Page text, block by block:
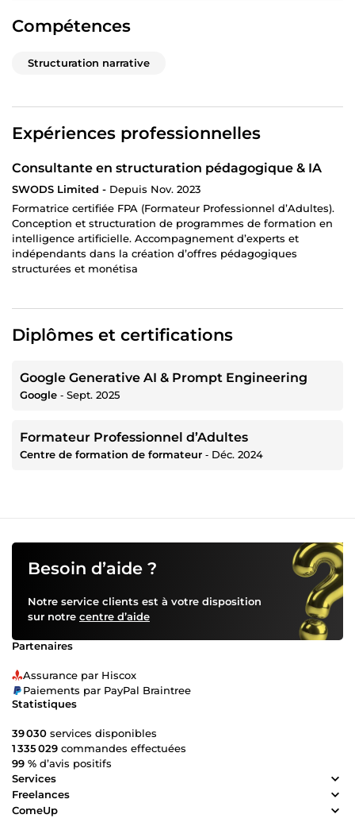
Compétences
Structuration narrative
Expériences professionnelles
Consultante en structuration pédagogique & IA
SWODS Limited - Depuis Nov. 2023
Formatrice certifiée FPA (Formateur Professionnel d’Adultes).
Conception et structuration de programmes de formation en
intelligence artificielle. Accompagnement d’experts et
indépendants dans la création d’offres pédagogiques
structurées et monétisa
Diplômes et certifications
Google Generative AI & Prompt Engineering
Google ‐ Sept. 2025
Formateur Professionnel d’Adultes
Centre de formation de formateur ‐ Déc. 2024
Besoin d’aide ?
Notre service clients est à votre disposition
sur notre centre d’aide
Partenaires
Assurance par Hiscox
Paiements par PayPal Braintree
Statistiques
39 030 services disponibles
1 335 029 commandes effectuées
99 % d’avis positifs
Services
Freelances
ComeUp